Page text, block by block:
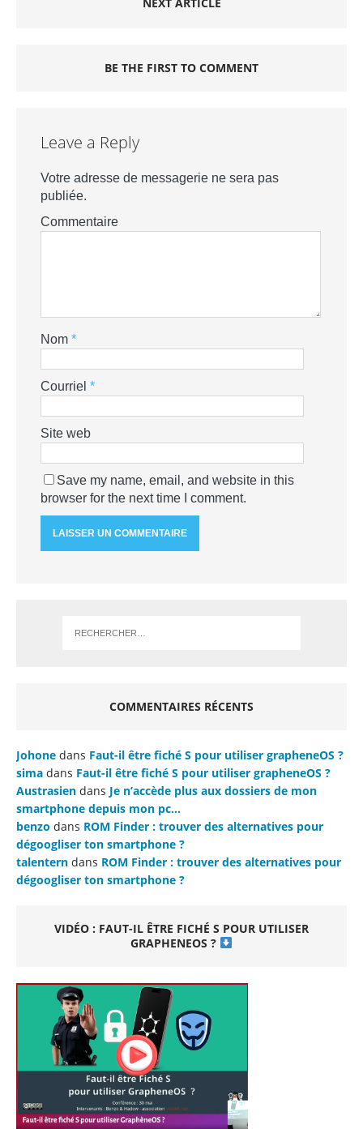
BE THE FIRST TO COMMENT
Leave a Reply
Votre adresse de messagerie ne sera pas
publiée.
Commentaire
Nom *
Courriel *
Site web
Save my name, email, and website in this
browser for the next time I comment.
COMMENTAIRES RÉCENTS
Johone dans Faut-il être fiché S pour utiliser grapheneOS ?
sima dans Faut-il être fiché S pour utiliser grapheneOS ?
Austrasien dans Je n’accède plus aux dossiers de mon
smartphone depuis mon pc…
benzo dans ROM Finder : trouver des alternatives pour
dégoogliser ton smartphone ?
talentern dans ROM Finder : trouver des alternatives pour
dégoogliser ton smartphone ?
VIDÉO : FAUT-IL ÊTRE FICHÉ S POUR UTILISER
GRAPHENEOS ?